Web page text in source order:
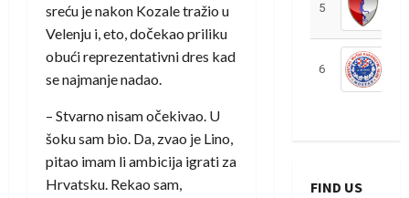
sreću je nakon Kozale tražio u
Velenju i, eto, dočekao priliku
obući reprezentativni dres kad
se najmanje nadao.
– Stvarno nisam očekivao. U
šoku sam bio. Da, zvao je Lino,
pitao imam li ambicija igrati za
Hrvatsku. Rekao sam,
5
6
FIND US